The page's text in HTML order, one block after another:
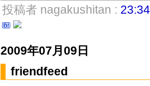
投稿者 nagakushitan : 23:34
2009年07月09日
friendfeed